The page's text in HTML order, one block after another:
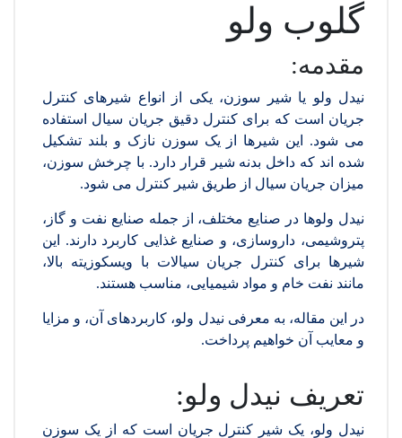
گلوب ولو
مقدمه:
نیدل ولو یا شیر سوزن، یکی از انواع شیرهای کنترل
جریان است که برای کنترل دقیق جریان سیال استفاده
می شود. این شیرها از یک سوزن نازک و بلند تشکیل
شده اند که داخل بدنه شیر قرار دارد. با چرخش سوزن،
میزان جریان سیال از طریق شیر کنترل می شود.
نیدل ولوها در صنایع مختلف، از جمله صنایع نفت و گاز،
پتروشیمی، داروسازی، و صنایع غذایی کاربرد دارند. این
شیرها برای کنترل جریان سیالات با ویسکوزیته بالا،
مانند نفت خام و مواد شیمیایی، مناسب هستند.
در این مقاله، به معرفی نیدل ولو، کاربردهای آن، و مزایا
و معایب آن خواهیم پرداخت.
تعریف نیدل ولو:
نیدل ولو، یک شیر کنترل جریان است که از یک سوزن